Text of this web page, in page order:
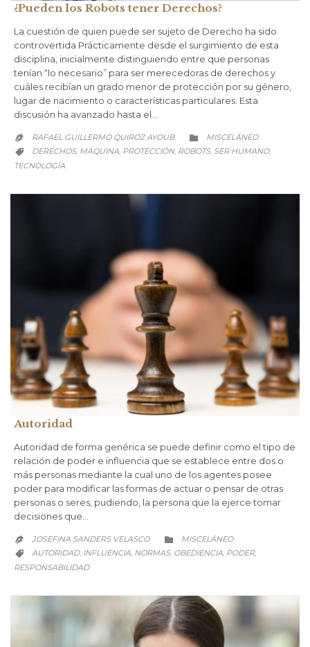
¿Pueden los Robots tener Derechos?
La cuestión de quien puede ser sujeto de Derecho ha sido
controvertida Prácticamente desde el surgimiento de esta
disciplina, inicialmente distinguiendo entre que personas
tenían “lo necesario” para ser merecedoras de derechos y
cuáles recibían un grado menor de protección por su género,
lugar de nacimiento o características particulares. Esta
discusión ha avanzado hasta el…
 RAFAEL GUILLERMO QUIROZ AYOUB  CATEGORY
MISCELÁNEO
 CATEGORY
DERECHOS, MÁQUINA, PROTECCIÓN, ROBOTS, SER HUMANO,
TECNOLOGÍA
Autoridad
Autoridad de forma genérica se puede definir como el tipo de
relación de poder e influencia que se establece entre dos o
más personas mediante la cual uno de los agentes posee
poder para modificar las formas de actuar o pensar de otras
personas o seres, pudiendo, la persona que la ejerce tomar
decisiones que…
 JOSEFINA SANDERS VELASCO  CATEGORY
MISCELÁNEO
 CATEGORY
AUTORIDAD, INFLUENCIA, NORMAS, OBEDIENCIA, PODER,
RESPONSABILIDAD